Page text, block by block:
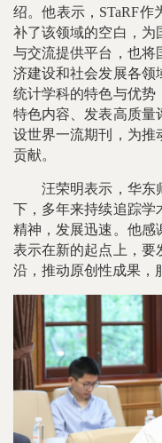
绍。他表示，STaRF
补了该领域的空白，为
与交流提供平台，也将
济建设和社会发展各领
统计学科的特色与优势
特色内容、发表高质量
设世界一流期刊，为推
贡献。
汪荣明表示，华东
下，多年来持续追踪学
精神，发展迅速。他感
表示在新的起点上，要
沿，推动原创性成果，